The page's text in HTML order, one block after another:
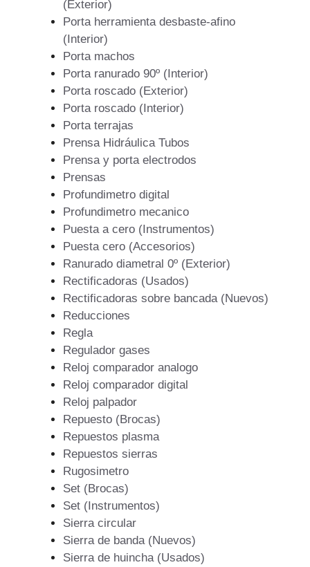
(Exterior)
Porta herramienta desbaste-afino
(Interior)
Porta machos
Porta ranurado 90º (Interior)
Porta roscado (Exterior)
Porta roscado (Interior)
Porta terrajas
Prensa Hidráulica Tubos
Prensa y porta electrodos
Prensas
Profundimetro digital
Profundimetro mecanico
Puesta a cero (Instrumentos)
Puesta cero (Accesorios)
Ranurado diametral 0º (Exterior)
Rectificadoras (Usados)
Rectificadoras sobre bancada (Nuevos)
Reducciones
Regla
Regulador gases
Reloj comparador analogo
Reloj comparador digital
Reloj palpador
Repuesto (Brocas)
Repuestos plasma
Repuestos sierras
Rugosimetro
Set (Brocas)
Set (Instrumentos)
Sierra circular
Sierra de banda (Nuevos)
Sierra de huincha (Usados)